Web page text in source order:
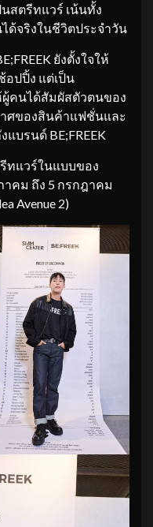
สตรีทแวร์ เน้นทั้ง
ด้จริงในชีวิตประจำวัน
ยังตั้งใจให้
อปปิ้ง แต่เป็น
ผู้คนได้สัมผัสตัวตนของ
ศของสินค้าแฟชั่นและ
แบรนด์ BE;FREEK
ทแวร์ในแบบของ
าคม ถึง 5 กรกฎาคม
Avenue 2)